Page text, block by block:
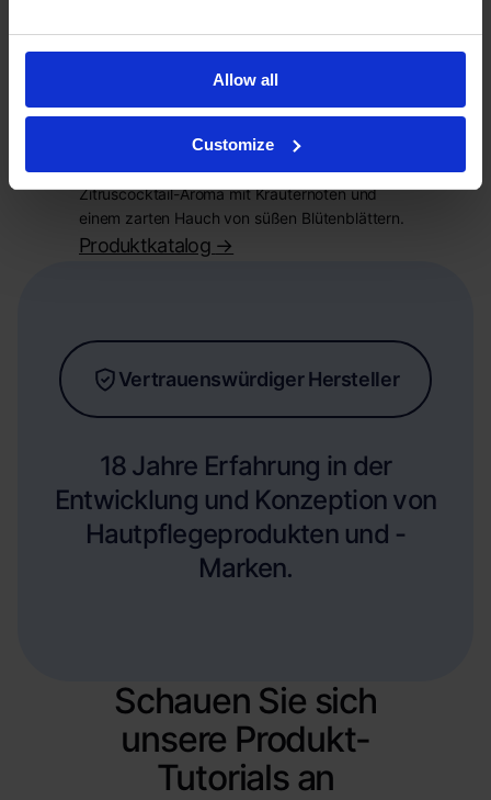
Allow all
Customize
Zitrus-Cocktail
trockene Spitzen und fehlendes Volumen dank
Panthenol, Betain und Weizenprotein. Darüber
hinaus bietet sie ein frisches und saures
Zitruscocktail-Aroma mit Kräuternoten und
einem zarten Hauch von süßen Blütenblättern.
Produktkatalog ->
Vertrauenswürdiger Hersteller
18 Jahre Erfahrung in der
Entwicklung und Konzeption von
Hautpflegeprodukten und -
Marken.
Schauen Sie sich
unsere Produkt-
Tutorials an